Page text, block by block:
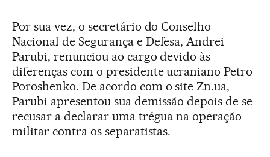
Por sua vez, o secretário do Conselho
Nacional de Segurança e Defesa, Andrei
Parubi, renunciou ao cargo devido às
diferenças com o presidente ucraniano Petro
Poroshenko. De acordo com o site Zn.ua,
Parubi apresentou sua demissão depois de se
recusar a declarar uma trégua na operação
militar contra os separatistas.